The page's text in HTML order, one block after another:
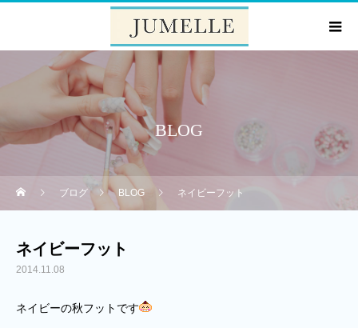
BLOG
ブログ BLOG ネイビーフット
ネイビーフット
2014.11.08
ネイビーの秋フットです